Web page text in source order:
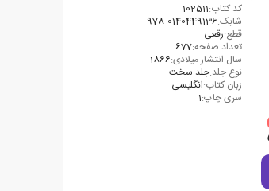
کد کتاب:102511
شابک:978-0140449136
قطع:رقعی
تعداد صفحه:677
سال انتشار میلادی:1866
نوع جلد:جلد سخت
زبان کتاب:انگلیسی
سری چاپ:1